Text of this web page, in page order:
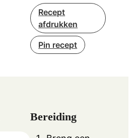
Recept
afdrukken
Pin recept
Bereiding